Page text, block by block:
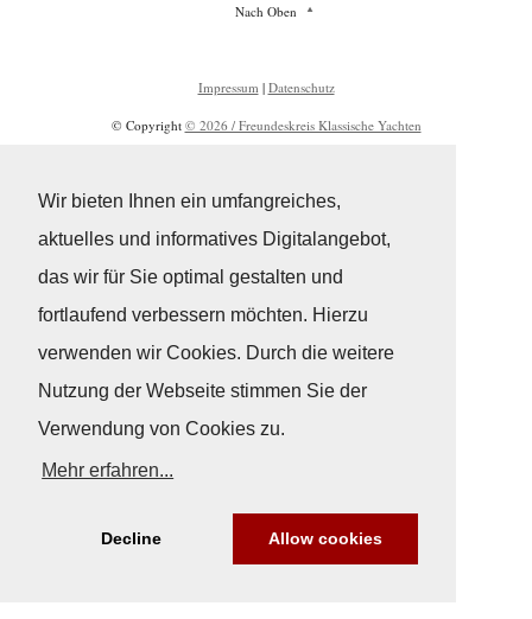
Wir bieten Ihnen ein umfangreiches,
aktuelles und informatives Digitalangebot,
das wir für Sie optimal gestalten und
fortlaufend verbessern möchten. Hierzu
verwenden wir Cookies. Durch die weitere
Nutzung der Webseite stimmen Sie der
Verwendung von Cookies zu.
Mehr erfahren...
Decline Allow cookies
Nach Oben
Impressum | Datenschutz
© Copyright © 2026 / Freundeskreis Klassische Yachten